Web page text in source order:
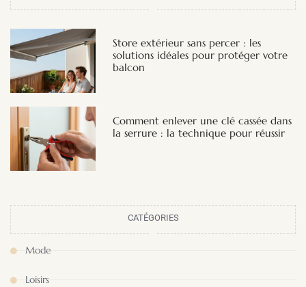
Store extérieur sans percer : les
solutions idéales pour protéger votre
balcon
Comment enlever une clé cassée dans
la serrure : la technique pour réussir
CATÉGORIES
Mode
Loisirs